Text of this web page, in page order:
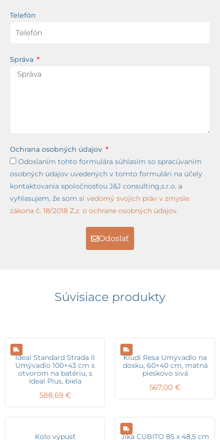
Telefón
Správa
Ochrana osobných údajov
Odoslaním tohto formulára súhlasím so spracúvaním
osobných údajov uvedených v tomto formulári na účely
kontaktovania spoločnosťou J&J consulting,s.r.o. a
vyhlasujem, že som si vedomý svojich práv v zmysle
zákona č. 18/2018 Z.z. o ochrane osobných údajov.
Odoslať
Súvisiace produkty
Ideal Standard Strada II
Umývadlo 100×43 cm s
otvorom na batériu, s
Ideal Plus, biela
588,69 €
Kludi Resa Umývadlo na
dosku, 60×40 cm, matná
pieskovo sivá
567,00 €
Kolo výpusť Jika CUBITO 85 x 48,5 cm